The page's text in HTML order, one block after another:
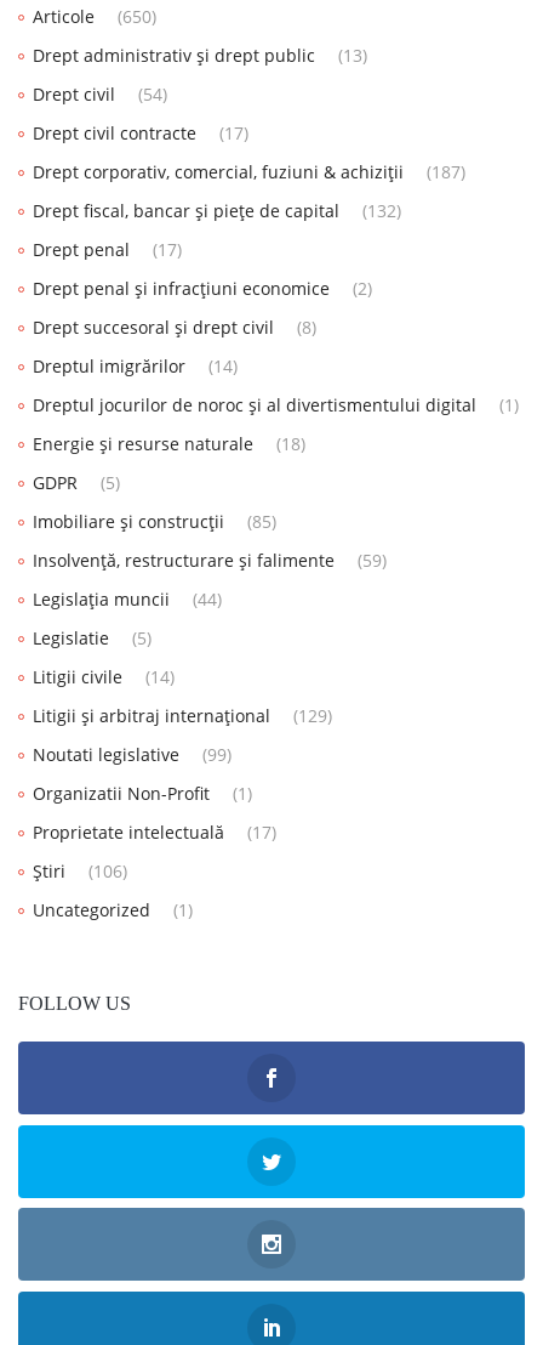
Articole
(650)
Drept administrativ și drept public
(13)
Drept civil
(54)
Drept civil contracte
(17)
Drept corporativ, comercial, fuziuni & achiziții
(187)
Drept fiscal, bancar și piețe de capital
(132)
Drept penal
(17)
Drept penal și infracțiuni economice
(2)
Drept succesoral și drept civil
(8)
Dreptul imigrărilor
(14)
Dreptul jocurilor de noroc și al divertismentului digital
(1)
Energie și resurse naturale
(18)
GDPR
(5)
Imobiliare și construcții
(85)
Insolvență, restructurare și falimente
(59)
Legislația muncii
(44)
Legislatie
(5)
Litigii civile
(14)
Litigii și arbitraj internațional
(129)
Noutati legislative
(99)
Organizatii Non-Profit
(1)
Proprietate intelectuală
(17)
Știri
(106)
Uncategorized
(1)
FOLLOW US